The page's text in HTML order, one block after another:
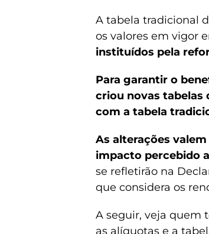
A tabela tradicional
os valores em vigor
instituídos pela
Para garantir o
criou novas tabelas
com a tabela
As alterações
impacto percebido
se refletirão na
que considera os
A seguir, veja quem
as alíquotas e a